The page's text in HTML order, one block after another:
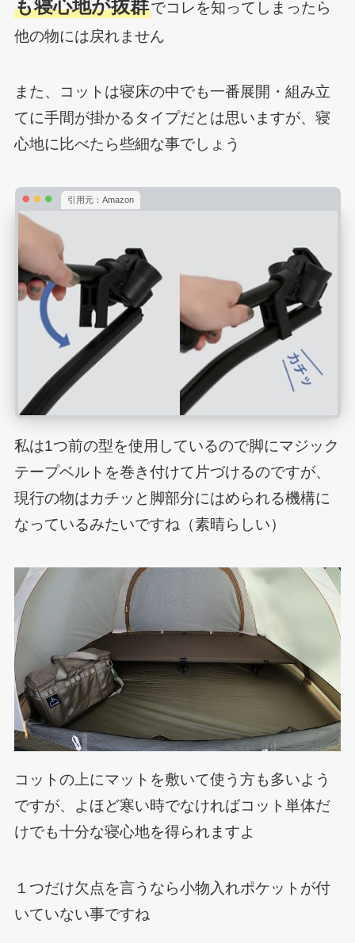
も寝心地が抜群でコレを知ってしまったら
他の物には戻れません
また、コットは寝床の中でも一番展開・組み立
てに手間が掛かるタイプだとは思いますが、寝
心地に比べたら些細な事でしょう
引用元：Amazon
私は1つ前の型を使用しているので脚にマジック
テープベルトを巻き付けて片づけるのですが、
現行の物はカチッと脚部分にはめられる機構に
なっているみたいですね（素晴らしい）
コットの上にマットを敷いて使う方も多いよう
ですが、よほど寒い時でなければコット単体だ
けでも十分な寝心地を得られますよ
１つだけ欠点を言うなら小物入れポケットが付
いていない事ですね